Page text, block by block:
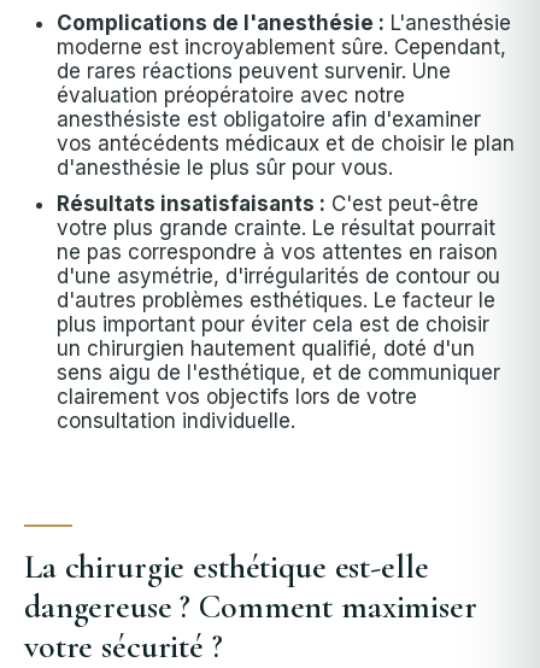
Complications de l'anesthésie : L'anesthésie
moderne est incroyablement sûre. Cependant,
de rares réactions peuvent survenir. Une
évaluation préopératoire avec notre
anesthésiste est obligatoire afin d'examiner
vos antécédents médicaux et de choisir le plan
d'anesthésie le plus sûr pour vous.
Résultats insatisfaisants : C'est peut-être
votre plus grande crainte. Le résultat pourrait
ne pas correspondre à vos attentes en raison
d'une asymétrie, d'irrégularités de contour ou
d'autres problèmes esthétiques. Le facteur le
plus important pour éviter cela est de choisir
un chirurgien hautement qualifié, doté d'un
sens aigu de l'esthétique, et de communiquer
clairement vos objectifs lors de votre
consultation individuelle.
La chirurgie esthétique est-elle
dangereuse ? Comment maximiser
votre sécurité ?